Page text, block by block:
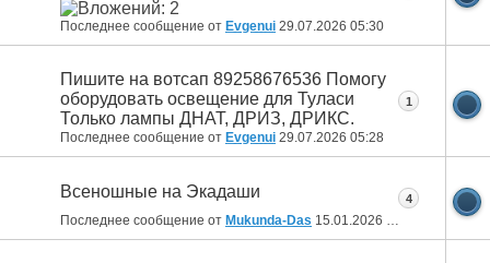
Последнее сообщение от Evgenui 29.07.2026 05:30
Пишите на вотсап 89258676536 Помогу
оборудовать освещение для Туласи
Только лампы ДНАТ, ДРИЗ, ДРИКС.
Последнее сообщение от Evgenui 29.07.2026 05:28
1
Всеношные на Экадаши
Последнее сообщение от Mukunda-Das 15.01.2026 01:13
4